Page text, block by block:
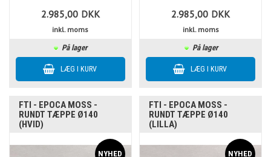
2.985,00 DKK
inkl. moms
På lager
2.985,00 DKK
inkl. moms
På lager
FTI - EPOCA MOSS -
RUNDT TÆPPE Ø140
(HVID)
FTI - EPOCA MOSS -
RUNDT TÆPPE Ø140
(LILLA)